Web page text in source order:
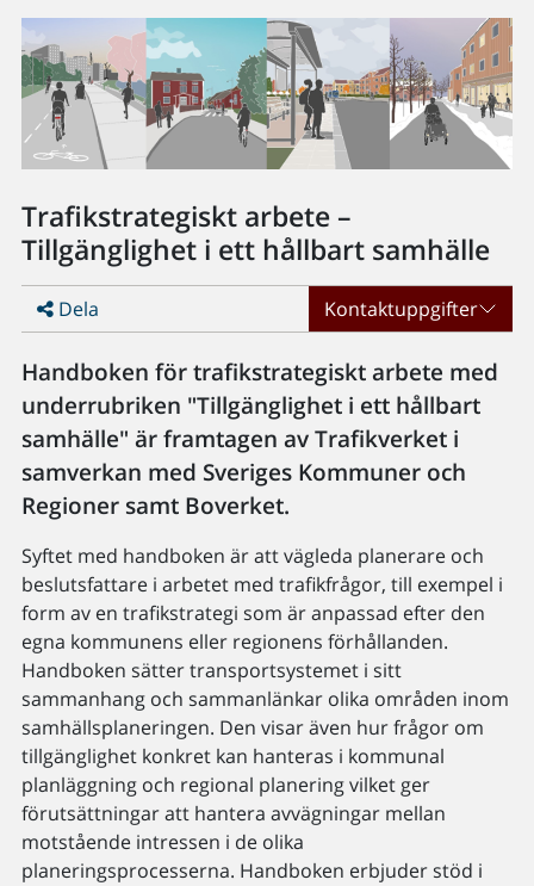
Trafikstrategiskt arbete –
Tillgänglighet i ett hållbart samhälle
Dela Kontaktuppgifter
Handboken för trafikstrategiskt arbete med
underrubriken "Tillgänglighet i ett hållbart
samhälle" är framtagen av Trafikverket i
samverkan med Sveriges Kommuner och
Regioner samt Boverket.
Syftet med handboken är att vägleda planerare och
beslutsfattare i arbetet med trafikfrågor, till exempel i
form av en trafikstrategi som är anpassad efter den
egna kommunens eller regionens förhållanden.
Handboken sätter transportsystemet i sitt
sammanhang och sammanlänkar olika områden inom
samhällsplaneringen. Den visar även hur frågor om
tillgänglighet konkret kan hanteras i kommunal
planläggning och regional planering vilket ger
förutsättningar att hantera avvägningar mellan
motstående intressen i de olika
planeringsprocesserna. Handboken erbjuder stöd i